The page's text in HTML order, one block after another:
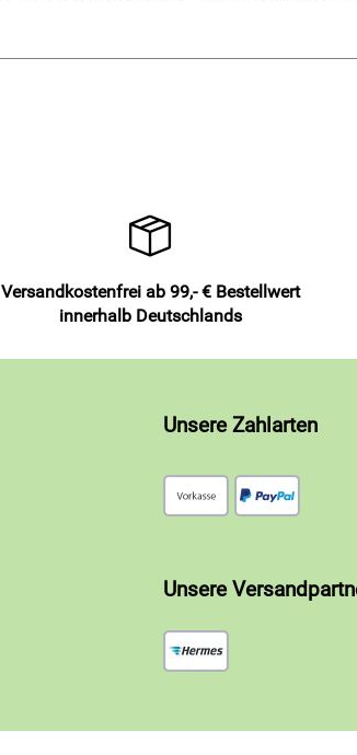
Versandkostenfrei ab 99,- € Bestellwert
innerhalb Deutschlands
Unsere Zahlarten
Unsere